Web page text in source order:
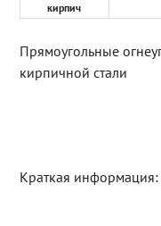
кирпич
Прямоугольные
кирпичной стали
Краткая информация: